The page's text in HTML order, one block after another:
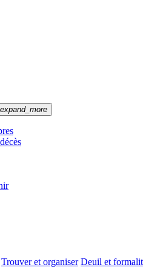
expand_more
Trouver et organiser Deuil et